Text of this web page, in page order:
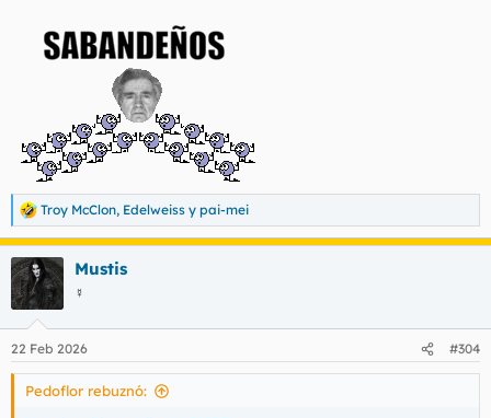
R
e
a
c
c
i
e
s
Troy McClon, Edelweiss y pai-mei
Mustis
☿
22 Feb 2026 #304
Pedoflor rebuznó: